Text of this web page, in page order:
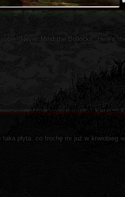
"Never Mind the Bollocks, Here's
taka płyta, co trochę mi już w